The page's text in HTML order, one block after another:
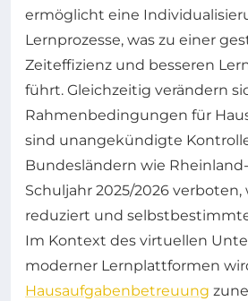
ermöglicht eine
Lernprozesse, was zu einer
Zeiteffizienz und besseren
führt. Gleichzeitig verändern
Rahmenbedingungen für
sind unangekündigte
Bundesländern wie
Schuljahr 2025/2026 verboten,
reduziert und
Im Kontext des virtuellen
moderner Lernplattformen
Hausaufgabenbetreuung